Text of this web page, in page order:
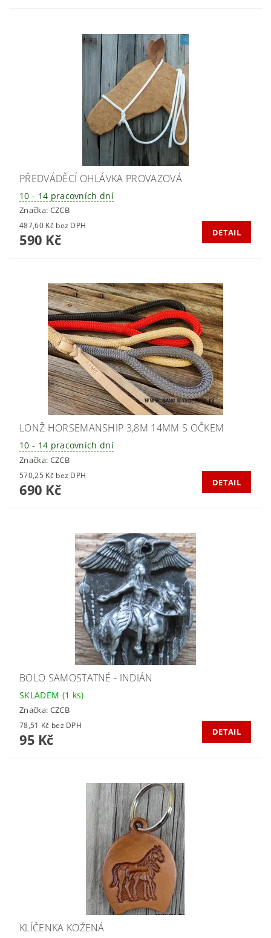
PŘEDVÁDĚCÍ OHLÁVKA PROVAZOVÁ
10 - 14 pracovních dní
Značka: CZCB
487,60 Kč bez DPH
590 Kč DETAIL
LONŽ HORSEMANSHIP 3,8M 14MM S OČKEM
10 - 14 pracovních dní
Značka: CZCB
570,25 Kč bez DPH
690 Kč DETAIL
BOLO SAMOSTATNÉ - INDIÁN
SKLADEM (1 ks)
Značka: CZCB
78,51 Kč bez DPH
95 Kč DETAIL
KLÍČENKA KOŽENÁ